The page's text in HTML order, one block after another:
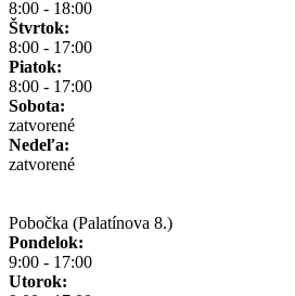
8:00 - 18:00
Štvrtok:
8:00 - 17:00
Piatok:
8:00 - 17:00
Sobota:
zatvorené
Nedeľa:
zatvorené
Pobočka (Palatínova 8.)
Pondelok:
9:00 - 17:00
Utorok: